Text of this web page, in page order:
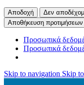
Αποδοχή Δεν
Αποθήκευση προτιμήσεων
Προσωπικά
Προσωπικά
Skip to navigation Skip